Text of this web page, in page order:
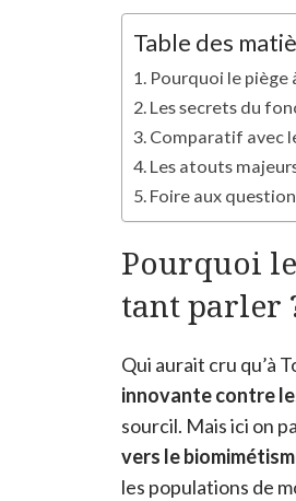
Table des
Pourquoi le piège
Les secrets du
Comparatif avec
Les atouts
Foire aux
Pourquoi
tant parler
Qui aurait cru qu’à
innovante contre
sourcil. Mais ici on
vers le
les populations de